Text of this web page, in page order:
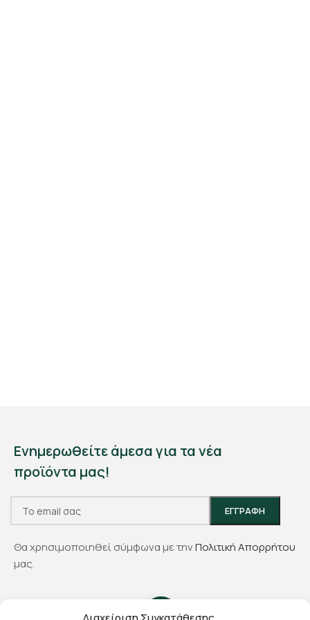
Ενημερωθείτε άμεσα για τα νέα
προϊόντα μας!
Θα χρησιμοποιηθεί σύμφωνα με τηνΠολιτική Απορρήτου
μας.